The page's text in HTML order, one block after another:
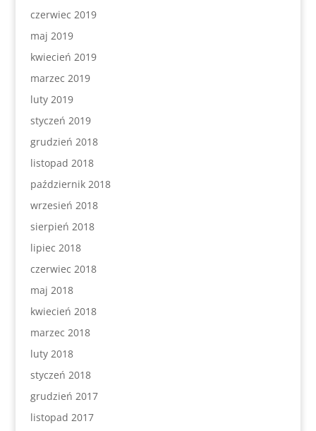
czerwiec 2019
maj 2019
kwiecień 2019
marzec 2019
luty 2019
styczeń 2019
grudzień 2018
listopad 2018
październik 2018
wrzesień 2018
sierpień 2018
lipiec 2018
czerwiec 2018
maj 2018
kwiecień 2018
marzec 2018
luty 2018
styczeń 2018
grudzień 2017
listopad 2017